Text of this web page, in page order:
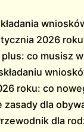
2026
co musisz
roku: co
zasady dla
dla